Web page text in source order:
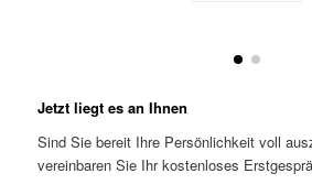
Jetzt liegt es an Ihnen
Sind Sie bereit Ihre Persönlichkeit voll
vereinbaren Sie Ihr kostenloses